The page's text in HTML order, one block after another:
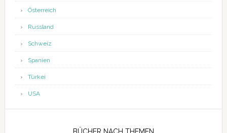
Österreich
Russland
Schweiz
Spanien
Türkei
USA